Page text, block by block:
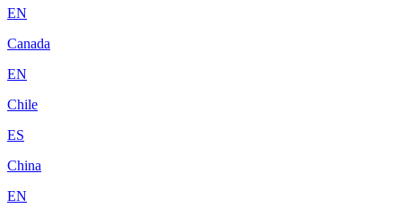
EN
Canada
EN
Chile
ES
China
EN